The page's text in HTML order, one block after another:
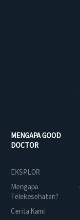
MENGAPA GOOD
DOCTOR
EKSPLOR
Mengapa
Telekesehatan?
Cerita Kami